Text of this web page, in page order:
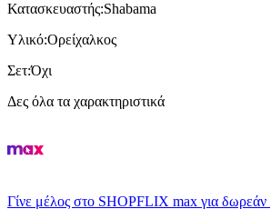
Κατασκευαστής:Shabama
Υλικό:Ορείχαλκος
Σετ:Όχι
Δες όλα τα χαρακτηριστικά
Γίνε μέλος στο SHOPFLIX max για δωρεάν